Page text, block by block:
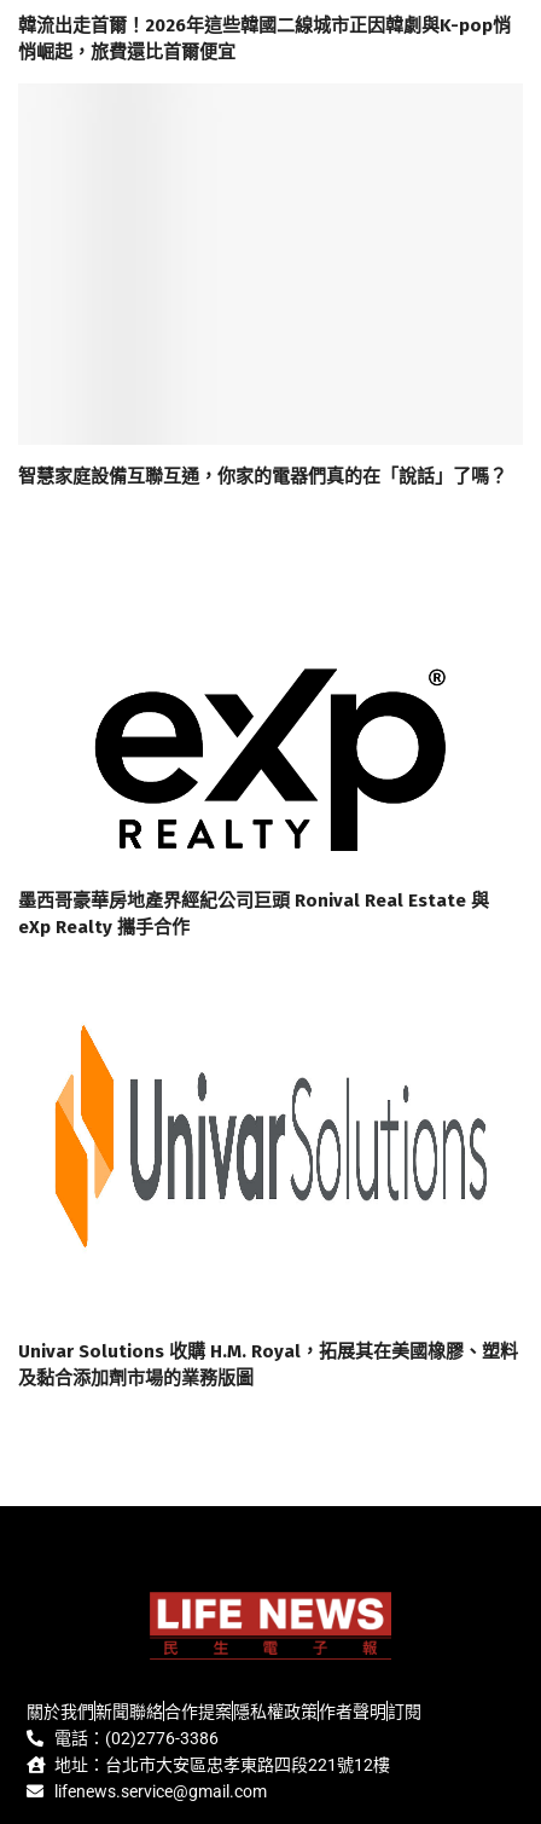
韓流出走首爾！2026年這些韓國二線城市正因韓劇與K-pop悄
悄崛起，旅費還比首爾便宜
智慧家庭設備互聯互通，你家的電器們真的在「說話」了嗎？
墨西哥豪華房地產界經紀公司巨頭 Ronival Real Estate 與
eXp Realty 攜手合作
Univar Solutions 收購 H.M. Royal，拓展其在美國橡膠、塑料
及黏合添加劑市場的業務版圖
關於我們新聞聯絡合作提案隱私權政策作者聲明訂閱
電話：(02)2776-3386
地址：台北市大安區忠孝東路四段221號12樓
lifenews.service@gmail.com